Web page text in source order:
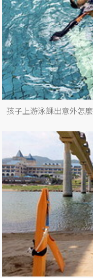
孩子上游泳課出意外怎